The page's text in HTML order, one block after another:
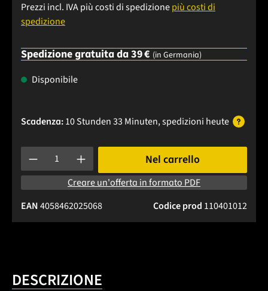
Prezzi incl. IVA più costi di spedizionepiù costi di
spedizione
Spedizione gratuita da 39 € (in Germania)
Disponibile
Scadenza:10 Stunden 33 Minuten, spedizioni heute
Quantità del prodotto: inserisci la quantità desiderata o
Nel carrello
Creare un'offerta in formato PDF
Codice prod 110401012
EAN4058462025068
DESCRIZIONE